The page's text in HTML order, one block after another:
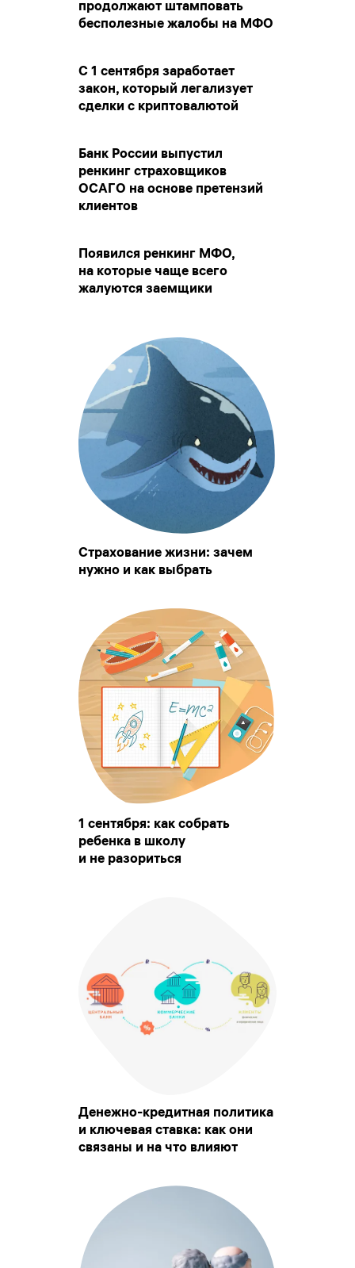
продолжают штамповать
бесполезные жалобы на МФО
С 1 сентября заработает
закон, который легализует
сделки с криптовалютой
Банк России выпустил
ренкинг страховщиков
ОСАГО на основе претензий
клиентов
Появился ренкинг МФО,
на которые чаще всего
жалуются заемщики
Страхование жизни: зачем
нужно и как выбрать
1 сентября: как собрать
ребенка в школу
и не разориться
Денежно-кредитная политика
и ключевая ставка: как они
связаны и на что влияют